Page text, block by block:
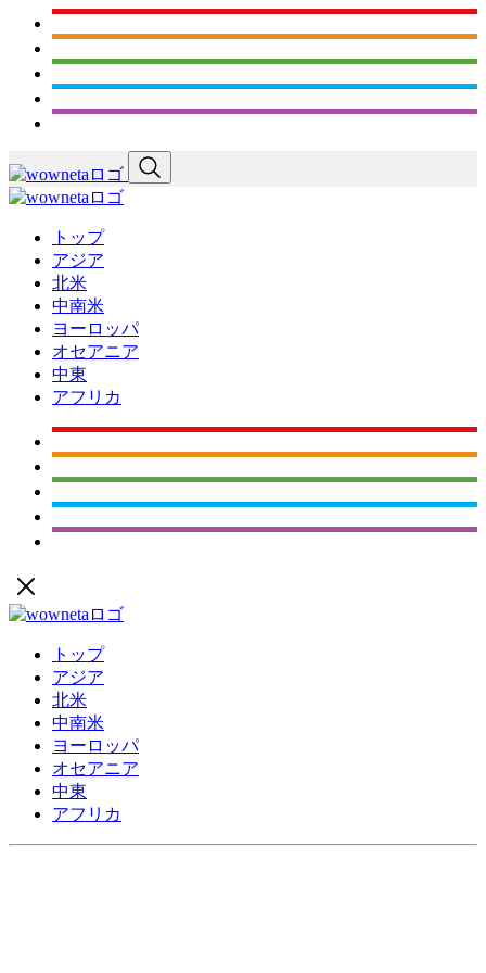
トップ
アジア
北米
中南米
ヨーロッパ
オセアニア
中東
アフリカ
トップ
アジア
北米
中南米
ヨーロッパ
オセアニア
中東
アフリカ